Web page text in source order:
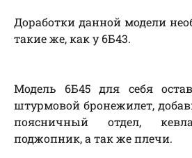
Доработки данной модели
такие же, как у 6Б43.
Модель 6Б45 для себя
штурмовой бронежилет,
поясничный отдел,
поджопник, а так же плечи.